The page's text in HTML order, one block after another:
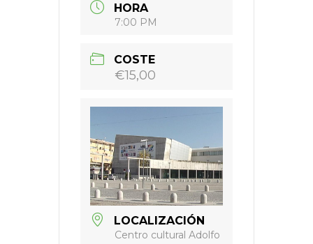
HORA
7:00 PM
COSTE
€15,00
LOCALIZACIÓN
Centro cultural Adolfo